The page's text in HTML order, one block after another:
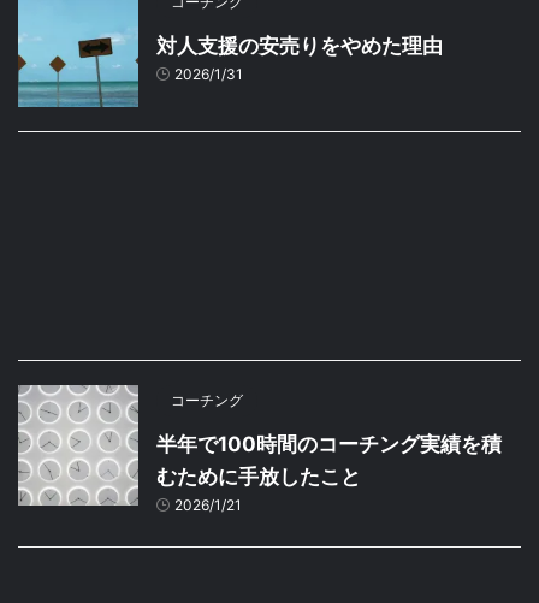
対人支援の安売りをやめた理由
2026/1/31
コーチング
半年で100時間のコーチング実績を積
むために手放したこと
2026/1/21